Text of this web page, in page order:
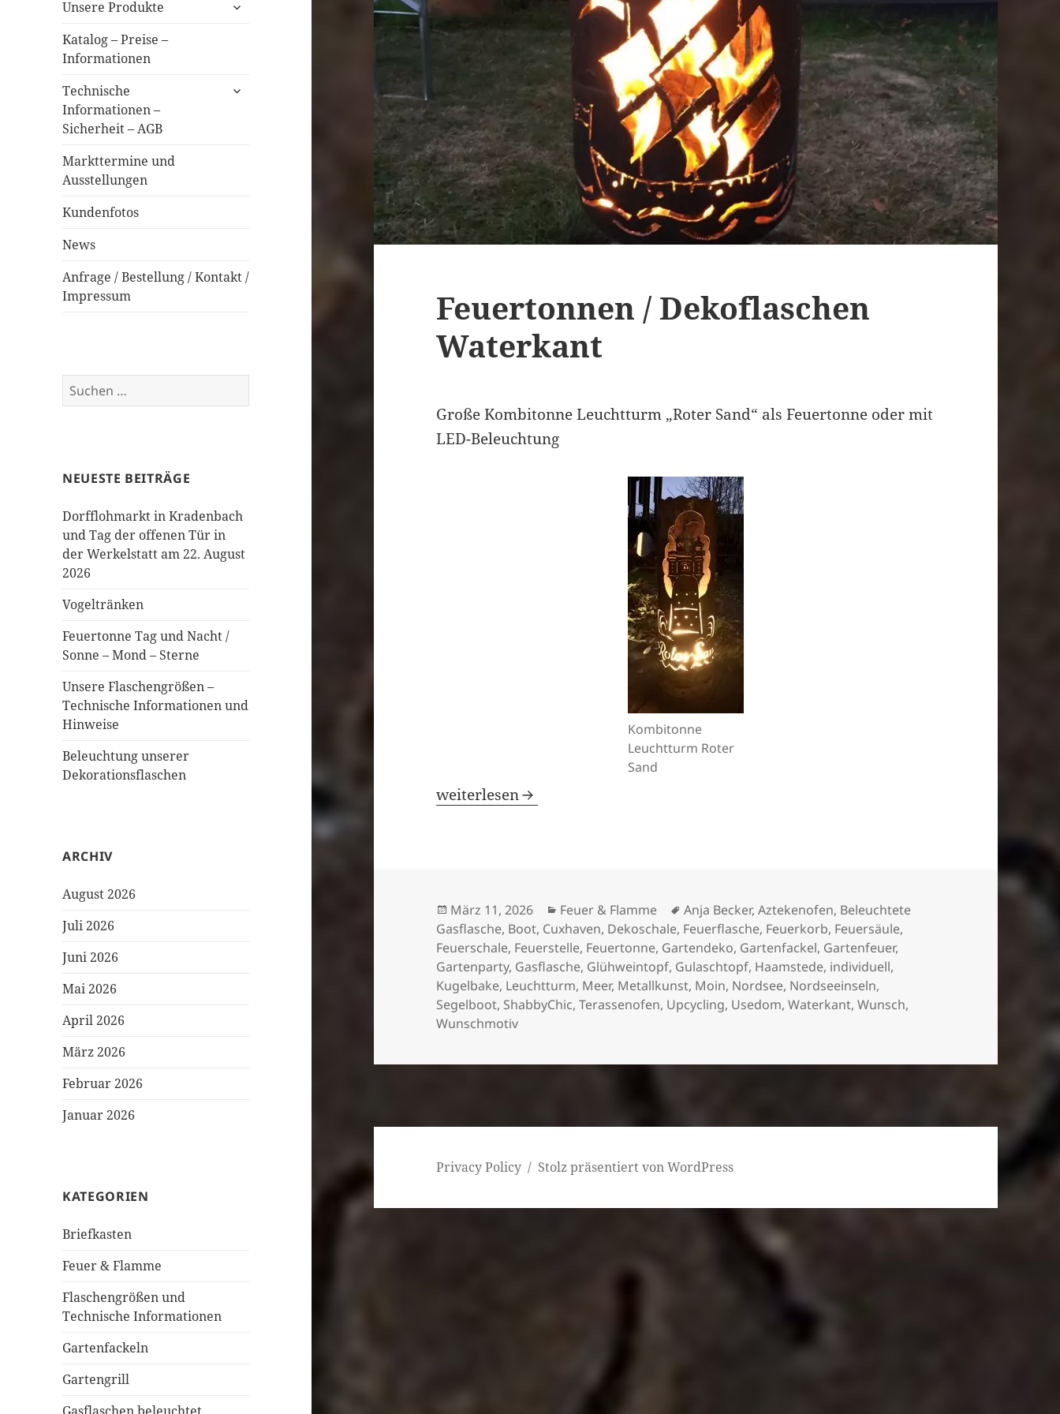
Unsere Produkte
Katalog – Preise –
Informationen
Technische
Informationen –
Sicherheit – AGB
untermenü
Markttermine und
Ausstellungen
Kundenfotos
News
Anfrage / Bestellung / Kontakt /
Impressum
Suchen
nach:
NEUESTE BEITRÄGE
Dorfflohmarkt in Kradenbach
und Tag der offenen Tür in
der Werkelstatt am 22. August
2026
Vogeltränken
Feuertonne Tag und Nacht /
Sonne – Mond – Sterne
Unsere Flaschengrößen –
Technische Informationen und
Hinweise
Beleuchtung unserer
Dekorationsflaschen
ARCHIV
August 2026
Juli 2026
Juni 2026
Mai 2026
April 2026
März 2026
Februar 2026
Januar 2026
KATEGORIEN
Briefkasten
Feuer & Flamme
Flaschengrößen und
Technische Informationen
Gartenfackeln
Gartengrill
Feuertonnen / Dekoflaschen
Waterkant
Große Kombitonne Leuchtturm „Roter Sand“ als Feuertonne oder mit
LED-Beleuchtung
Kombitonne
Leuchtturm Roter
Sand
Feuertonnen / Dekoflaschen Waterkant
weiterlesen
Veröffentlicht
am
März 11, 2026 Kategorien
Feuer & Flamme Schlagwörter
Anja Becker,Aztekenofen, Beleuchtete
Gasflasche, Boot, Cuxhaven, Dekoschale, Feuerflasche, Feuerkorb, Feuersäule,
Feuerschale, Feuerstelle, Feuertonne, Gartendeko, Gartenfackel, Gartenfeuer,
Gartenparty, Gasflasche, Glühweintopf, Gulaschtopf, Haamstede, individuell,
Kugelbake, Leuchtturm, Meer, Metallkunst, Moin, Nordsee, Nordseeinseln,
Segelboot, ShabbyChic,Terassenofen, Upcycling, Usedom,Waterkant,Wunsch,
Wunschmotiv
Privacy Policy Stolz präsentiert von WordPress